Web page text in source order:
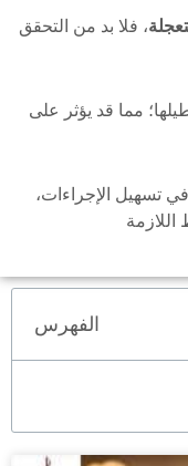
، فلا بد من التحقق
مما قد يؤثر على
الإجراءات،
الفهرس